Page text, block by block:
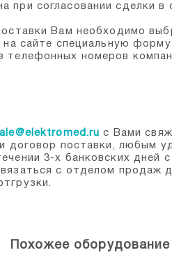
при согласовании сделки в
Вам необходимо
сайте специальную
телефонных номеров
с Вами
договор поставки, любым
3-х банковских дней
с отделом продаж
Похожее оборудование